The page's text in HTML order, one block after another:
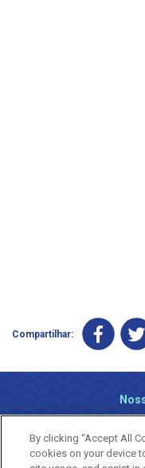
Compartilhar:
By clicking “Accept All
cookies on your device